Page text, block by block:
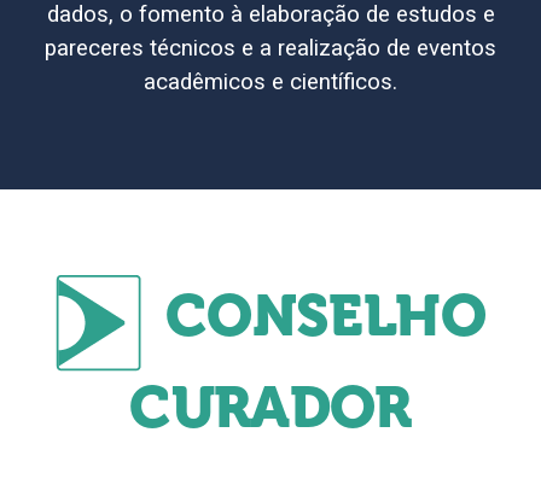
dados, o fomento à elaboração de estudos e
pareceres técnicos e a realização de eventos
acadêmicos e científicos.
CONSELHO
CURADOR